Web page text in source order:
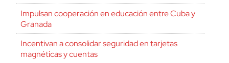
Impulsan cooperación en educación entre Cuba y
Granada
Incentivan a consolidar seguridad en tarjetas
magnéticas y cuentas